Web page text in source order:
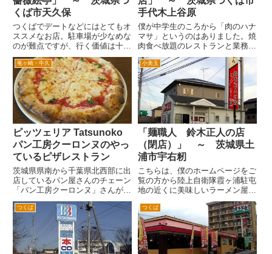
くば市天久保
つくばでデートなどにはとてもオ
ススメなお店。駐車場が少なめな
のが難点ですが、行く価値は十分
あります。 一見コース料理とか
を食べさせる高めのレストランの
雰囲気ですが、価格はとてもリー
ズナブル。ランチは、８００円く
らいからあります。 また夜来
て...
手代木上谷原
僕が中学生のころから「肉のハナ
マサ」というのはありました。焼
肉食べ放題のレストランと業務用
のスーパーの２種類でした。 こ
ちらのつくば店は、１階が業務用
中心のスーパーです。 業務用な
ため、なんでも量が多いです。カ
レー粉や缶詰なども見たことが
内...
竜ヶ崎・牛久
ピッツェリア Tatsunoko
パン工房クーロンヌのやっ
ているピザレストラン
茨城県県南から千葉県北西部に出
店しているパン屋さんのチェーン
「パン工房クーロンヌ」さんが茨
城県竜ヶ崎市でピザ、パスタのレ
ストランをやってます。 国道6
号牛久沼付近から竜ヶ崎ニュータ
ウンへと通じるニュータウンの幹
線道路の最後の方の左側にあり...
小美玉
「麺職人 鈴木正人の店
（閉店）」 ～ 茨城県土
浦市宇右籾
こちらは、僕のホームページをご
覧の方から陸上自衛隊霞ヶ浦駐屯
地の近くに美味しいラーメン屋さ
んがあると聞いて行ってきまし
た。 場所がちょっとわかりづら
く国道６号線の土浦市「学園東大
通入口」交差点（ジョイフル本田
のある交差点で、ラジオの交通情
報...
つくば つくば